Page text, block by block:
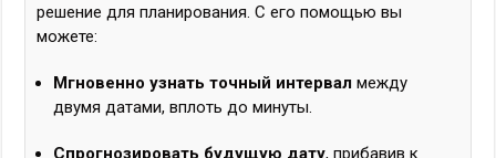
решение для планирования. С его помощью вы
можете:
Мгновенно узнать точный интервал между
двумя датами, вплоть до минуты.
Спрогнозировать будущую дату, прибавив к